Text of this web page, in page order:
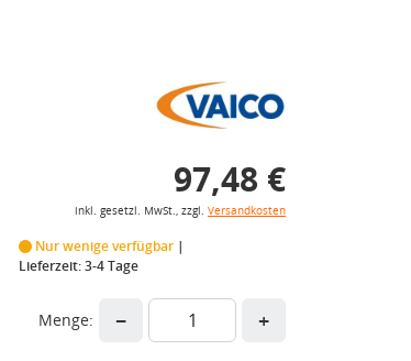
97,48 €
inkl. gesetzl. MwSt., zzgl. Versandkosten
Nur wenige verfügbar
Lieferzeit: 3-4 Tage
Menge: − +